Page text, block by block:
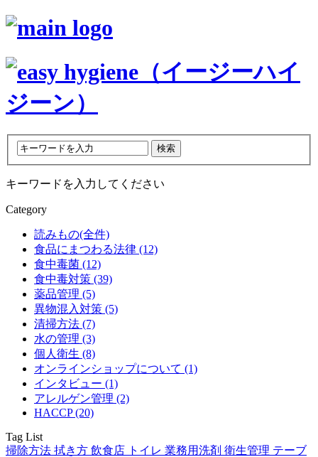
キーワードを入力してください
Category
読みもの(全件)
食品にまつわる法律 (12)
食中毒菌 (12)
食中毒対策 (39)
薬品管理 (5)
異物混入対策 (5)
清掃方法 (7)
水の管理 (3)
個人衛生 (8)
オンラインショップについて (1)
インタビュー (1)
アレルゲン管理 (2)
HACCP (20)
Tag List
掃除方法 拭き方 飲食店 トイレ 業務用洗剤 衛生管理 テーブ